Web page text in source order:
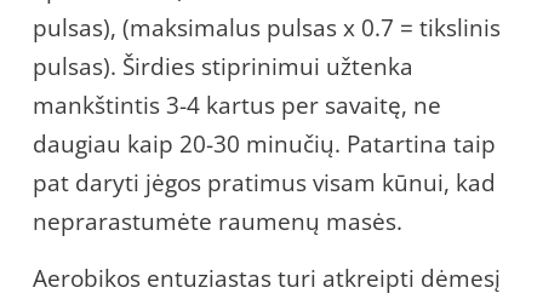
pulsas), (maksimalus pulsas x 0.7 = tikslinis
pulsas). Širdies stiprinimui užtenka
mankštintis 3-4 kartus per savaitę, ne
daugiau kaip 20-30 minučių. Patartina taip
pat daryti jėgos pratimus visam kūnui, kad
neprarastumėte raumenų masės.
Aerobikos entuziastas turi atkreipti dėmesį